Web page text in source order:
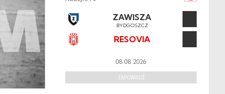
ZAWISZA
BYDGOSZCZ
RESOVIA
08.08.2026
ZAPOWIEDŹ